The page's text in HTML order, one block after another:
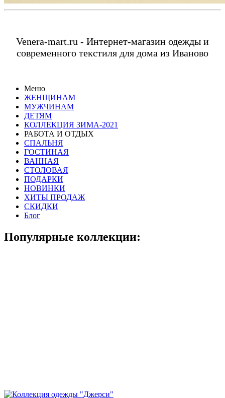
Venera-mart.ru - Интернет-магазин одежды и
современного текстиля для дома из Иваново
Меню
ЖЕНЩИНАМ
МУЖЧИНАМ
ДЕТЯМ
КОЛЛЕКЦИЯ ЗИМА-2021
РАБОТА И ОТДЫХ
СПАЛЬНЯ
ГОСТИНАЯ
ВАННАЯ
СТОЛОВАЯ
ПОДАРКИ
НОВИНКИ
ХИТЫ ПРОДАЖ
СКИДКИ
Блог
Популярные коллекции: